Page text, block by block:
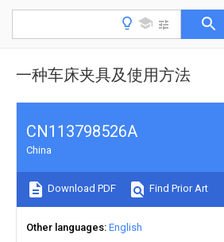
一种车床夹具及使用方法
CN113798526A
China
Download PDF Find Prior Art
Other languages English